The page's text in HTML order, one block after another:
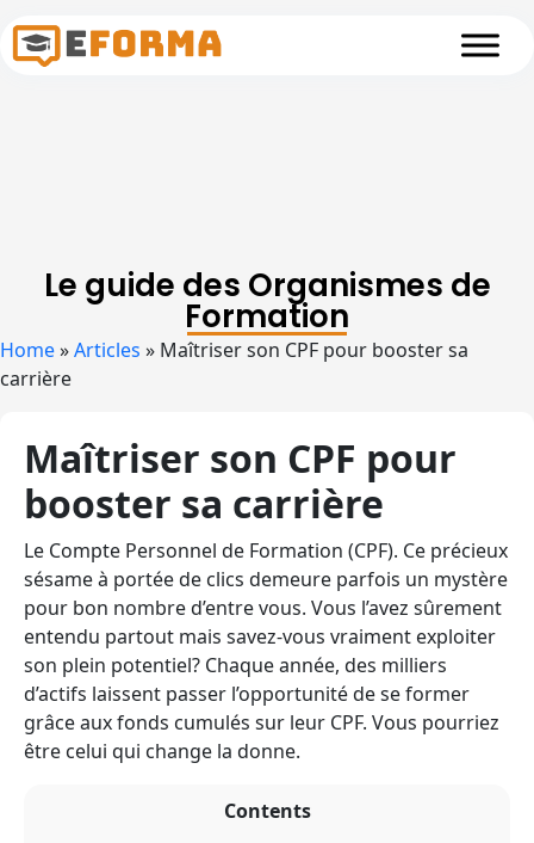
Le guide des Organismes de
Formation
Home»Articles » Maîtriser son CPF pour booster sa
carrière
Maîtriser son CPF pour
booster sa carrière
Le Compte Personnel de Formation (CPF). Ce précieux
sésame à portée de clics demeure parfois un mystère
pour bon nombre d’entre vous. Vous l’avez sûrement
entendu partout mais savez-vous vraiment exploiter
son plein potentiel? Chaque année, des milliers
d’actifs laissent passer l’opportunité de se former
grâce aux fonds cumulés sur leur CPF. Vous pourriez
être celui qui change la donne.
Contents